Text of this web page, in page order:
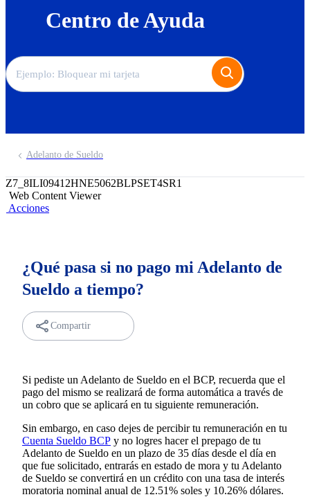
Centro de Ayuda
Adelanto de Sueldo
Z7_8ILI09412HNE5062BLPSET4SR1
Web Content Viewer
Acciones
¿Qué pasa si no pago mi Adelanto de
Sueldo a tiempo?
Compartir
Si pediste un Adelanto de Sueldo en el BCP, recuerda que el
pago del mismo se realizará de forma automática a través de
un cobro que se aplicará en tu siguiente remuneración.
Sin embargo, en caso dejes de percibir tu remuneración en tu
Cuenta Sueldo BCP y no logres hacer el prepago de tu
Adelanto de Sueldo en un plazo de 35 días desde el día en
que fue solicitado, entrarás en estado de mora y tu Adelanto
de Sueldo se convertirá en un crédito con una tasa de interés
moratoria nominal anual de 12.51% soles y 10.26% dólares.